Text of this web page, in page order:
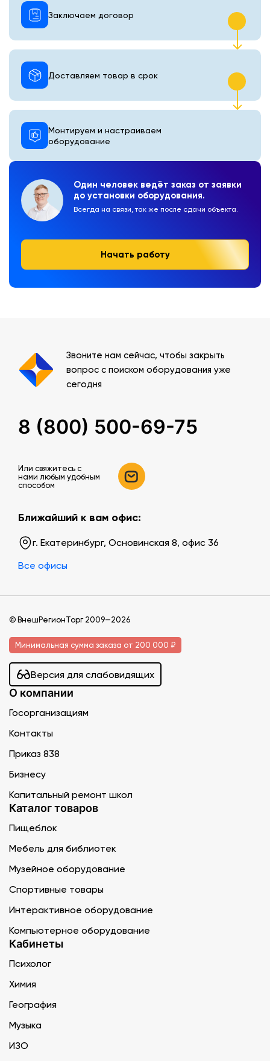
Один человек ведёт заказ от заявки
до установки оборудования.
Всегда на связи, так же после сдачи объекта.
Начать работу
Монтируем и настраиваем
оборудование
Доставляем товар в срок
Заключаем договор
Звоните нам сейчас, чтобы закрыть
вопрос с поиском оборудования уже
сегодня
8 (800) 500-69-75
Или свяжитесь c
нами любым удобным
способом
Ближайший к вам офис:
г. Екатеринбург, Основинская 8, офис 36
Все офисы
© ВнешРегионТорг 2009—2026
Минимальная сумма заказа от 200 000 ₽
Версия для слабовидящих
О компании
Госорганизациям
Контакты
Приказ 838
Бизнесу
Капитальный ремонт школ
Каталог товаров
Пищеблок
Мебель для библиотек
Музейное оборудование
Спортивные товары
Интерактивное оборудование
Компьютерное оборудование
Кабинеты
Психолог
Химия
География
Музыка
ИЗО